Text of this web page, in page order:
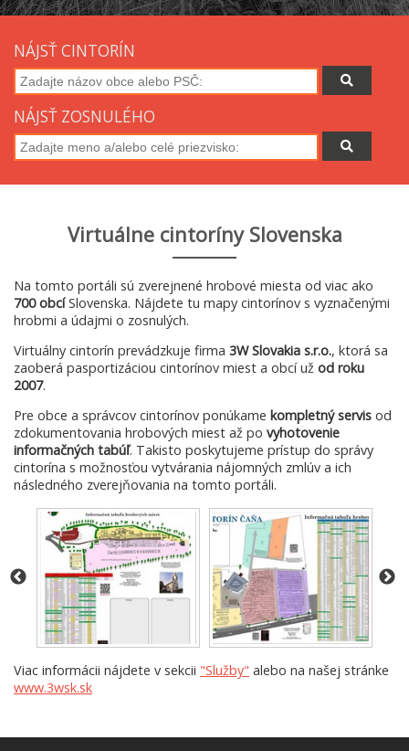
NÁJSŤ CINTORÍN
NÁJSŤ ZOSNULÉHO
Virtuálne cintoríny Slovenska
Na tomto portáli sú zverejnené hrobové miesta od viac ako
700 obcíSlovenska. Nájdete tu mapy cintorínov s vyznačenými
hrobmi a údajmi o zosnulých.
Virtuálny cintorín prevádzkuje firma 3W Slovakia s.r.o., ktorá sa
zaoberá pasportizáciou cintorínov miest a obcí už od roku
2007.
Pre obce a správcov cintorínov ponúkame kompletný servis od
zdokumentovania hrobových miest až po vyhotovenie
informačných tabúľ. Takisto poskytujeme prístup do správy
cintorína s možnosťou vytvárania nájomných zmlúv a ich
následného zverejňovania na tomto portáli.
Viac informácii nájdete v sekcii "Služby" alebo na našej stránke
www.3wsk.sk